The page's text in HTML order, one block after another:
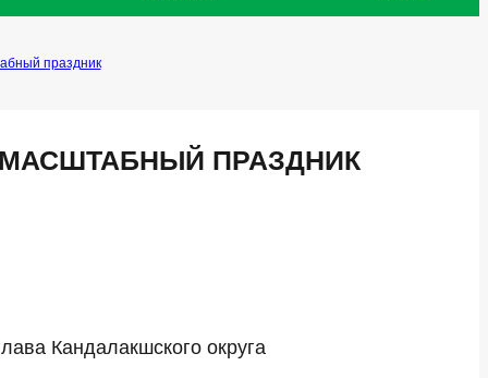
праздник
ПРАЗДНИК
Кандалакшского округа